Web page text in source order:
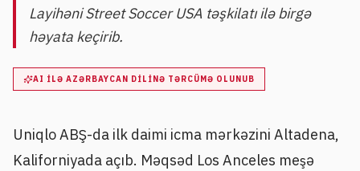
Layihəni Street Soccer USA təşkilatı ilə birgə
həyata keçirib.
AI ILƏ AZƏRBAYCAN DILINƏ TƏRCÜMƏ OLUNUB
Uniqlo ABŞ-da ilk daimi icma mərkəzini Altadena,
Kaliforniyada açıb. Məqsəd Los Anceles meşə